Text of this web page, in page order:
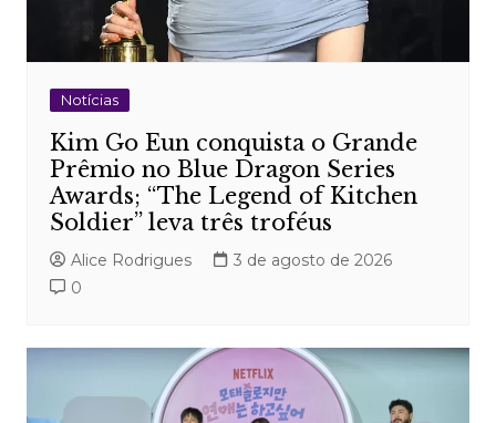
Notícias
Kim Go Eun conquista o Grande
Prêmio no Blue Dragon Series
Awards; “The Legend of Kitchen
Soldier” leva três troféus
Alice Rodrigues
3 de agosto de 2026
0